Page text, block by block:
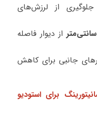
جلوگیری از لرزش‌های
از دیوار فاصله
جانبی برای کاهش
برای استودیو